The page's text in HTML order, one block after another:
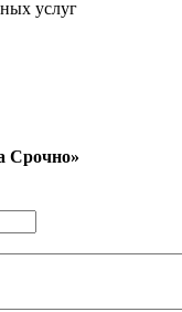
услуг
Срочно»